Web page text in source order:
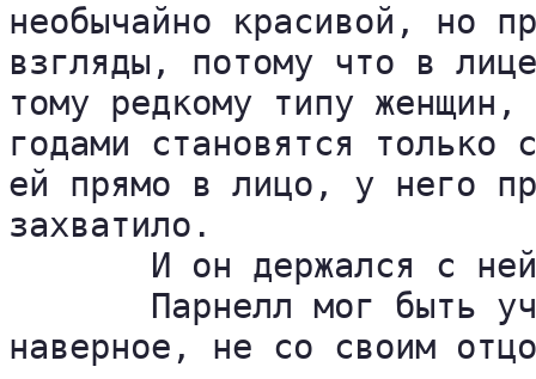
необычайно красивой, но
взгляды, потому что в
тому редкому типу
годами становятся
ей прямо в лицо, у него
захватило.
И он держался с
Парнелл мог быть
наверное, не со своим